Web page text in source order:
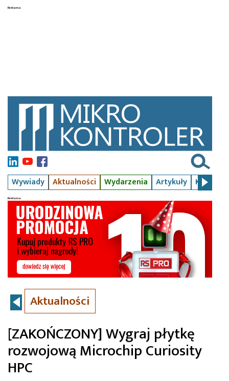
Wywiady Aktualności Wydarzenia Artykuły Kursy
Aktualności
[ZAKOŃCZONY] Wygraj płytkę
rozwojową Microchip Curiosity
HPC